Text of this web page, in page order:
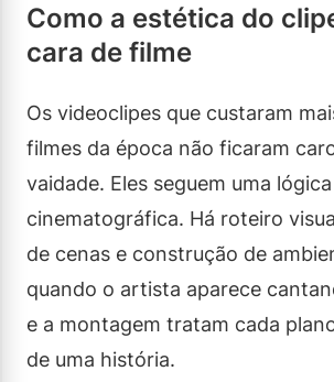
Como a estética do
cara de filme
Os videoclipes que custaram
filmes da época não ficaram
vaidade. Eles seguem uma lógica
cinematográfica. Há roteiro
de cenas e construção de
quando o artista aparece
e a montagem tratam cada
de uma história.